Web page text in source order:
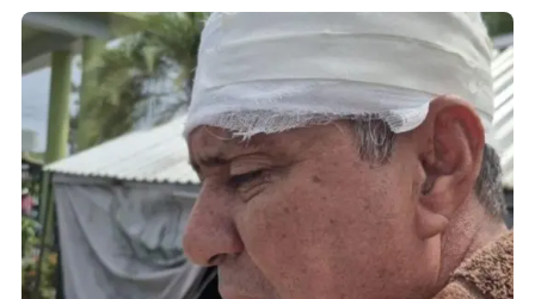
Sucesos
Condenable, hijo golpea a su padre en La
Ceiba: "Tuvimos una discusión y me
golpeó"
Carlos Molina